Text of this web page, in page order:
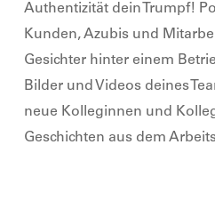
Authentizität dein Trumpf!
Kunden, Azubis und
Gesichter hinter einem
Bilder und Videos deines
neue Kolleginnen und
Geschichten aus dem